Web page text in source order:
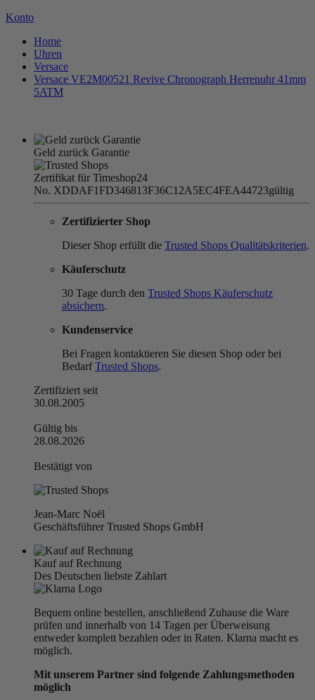
Konto
Home
Uhren
Versace
Versace VE2M00521 Revive Chronograph Herrenuhr 41mm
5ATM
Geld zurück Garantie
Zertifikat für Timeshop24
No. XDDAF1FD346813F36C12A5EC4FEA44723gültig
Zertifizierter Shop
Dieser Shop erfüllt die Trusted Shops Qualitätskriterien.
Käuferschutz
30 Tage durch den Trusted Shops Käuferschutz
absichern.
Kundenservice
Bei Fragen kontaktieren Sie diesen Shop oder bei
BedarfTrusted Shops.
Zertifiziert seit
30.08.2005
Gültig bis
28.08.2026
Bestätigt von
Jean-Marc Noël
Geschäftsführer Trusted Shops GmbH
Kauf auf Rechnung
Des Deutschen liebste Zahlart
Bequem online bestellen, anschließend Zuhause die Ware
prüfen und innerhalb von 14 Tagen per Überweisung
entweder komplett bezahlen oder in Raten. Klarna macht es
möglich.
Mit unserem Partner sind folgende Zahlungsmethoden
möglich